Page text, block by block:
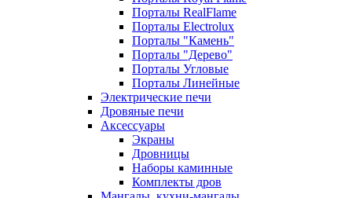
Порталы RealFlame
Порталы Electrolux
Порталы "Камень"
Порталы "Дерево"
Порталы Угловые
Порталы Линейные
Электрические печи
Дровяные печи
Аксессуары
Экраны
Дровницы
Наборы каминные
Комплекты дров